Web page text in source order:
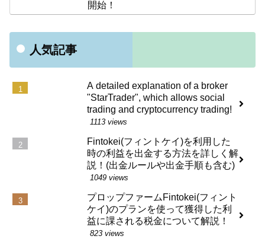
開始！
人気記事
A detailed explanation of a broker
"StarTrader", which allows social
trading and cryptocurrency trading!
1113 views
Fintokei(フィントケイ)を利用した
時の利益を出金する方法を詳しく解
説！(出金ルールや出金手順も含む)
1049 views
プロップファームFintokei(フィント
ケイ)のプランを使って獲得した利
益に課される税金について解説！
823 views